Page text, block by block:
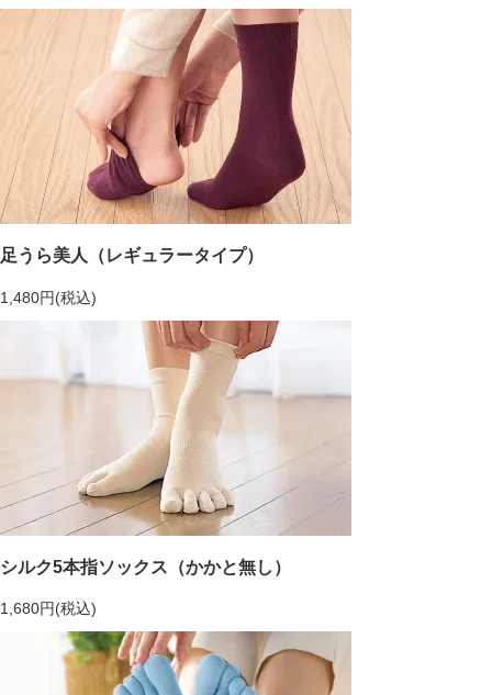
足うら美人（レギュラータイプ）
1,480円(税込)
シルク5本指ソックス（かかと無し）
1,680円(税込)